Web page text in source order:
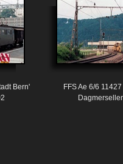
Bern'
FFS Ae 6/6